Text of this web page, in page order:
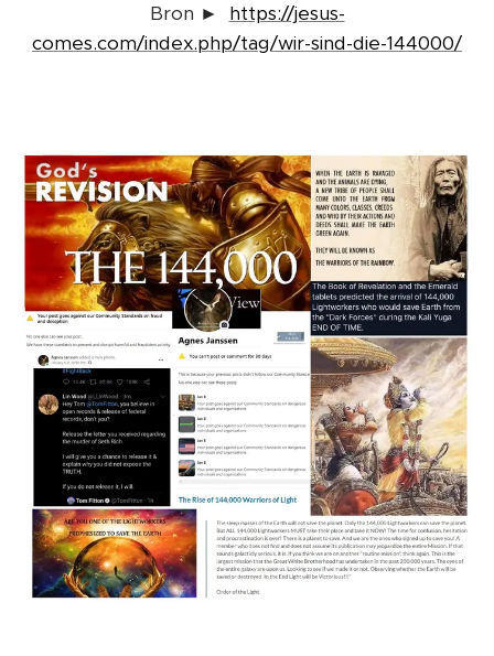
Bron ► https://jesus-
comes.com/index.php/tag/wir-sind-die-144000/